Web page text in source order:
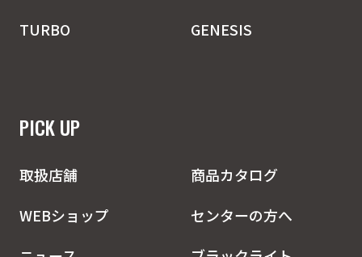
TURBO
GENESIS
PICK UP
取扱店舗
商品カタログ
WEBショップ
センターの方へ